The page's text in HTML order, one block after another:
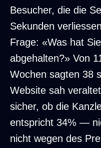
Besucher, die die
Sekunden
Frage: «Was hat
abgehalten?» Von
Wochen sagten 38
Website sah
sicher, ob die
entspricht 34% —
nicht wegen des